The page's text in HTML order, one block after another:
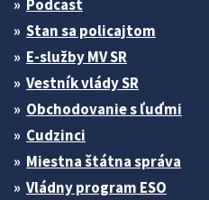
Podcast
Stan sa policajtom
E-služby MV SR
Vestník vlády SR
Obchodovanie s ľuďmi
Cudzinci
Miestna štátna správa
Vládny program ESO